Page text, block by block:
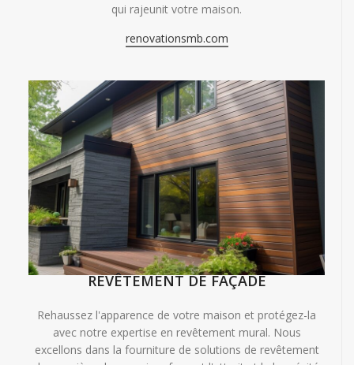
qui rajeunit votre maison.
renovationsmb.com
REVÊTEMENT DE FAÇADE
Rehaussez l'apparence de votre maison et protégez-la
avec notre expertise en revêtement mural. Nous
excellons dans la fourniture de solutions de revêtement